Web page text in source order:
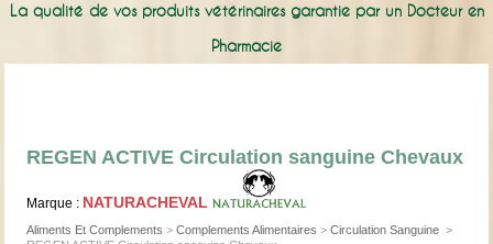
La qualité de vos produits vétérinaires garantie par un Docteur en
Pharmacie
REGEN ACTIVE Circulation sanguine Chevaux
Marque : NATURACHEVAL
Aliments Et Complements > Complements Alimentaires > Circulation Sanguine >